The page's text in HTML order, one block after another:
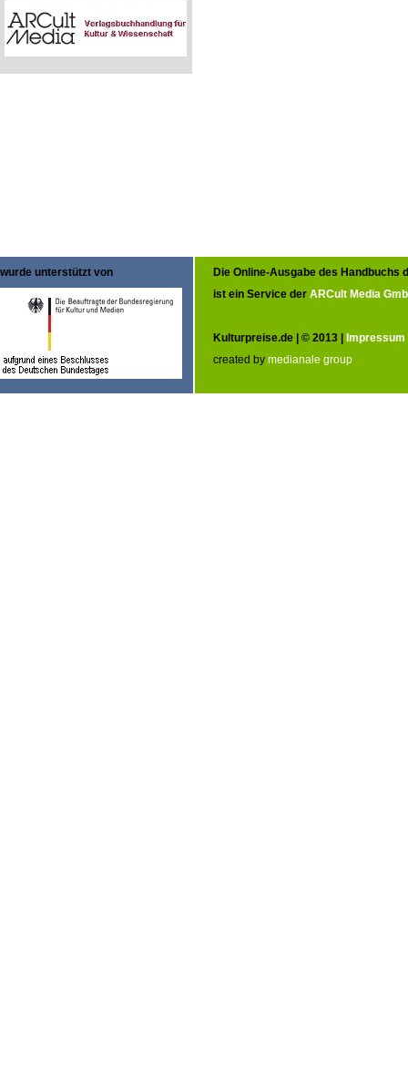
wurde unterstützt von
Die Online-Ausgabe des Handbuchs
ist ein Service der ARCult Media
Kulturpreise.de | © 2013 | Impressum
created by medianale group